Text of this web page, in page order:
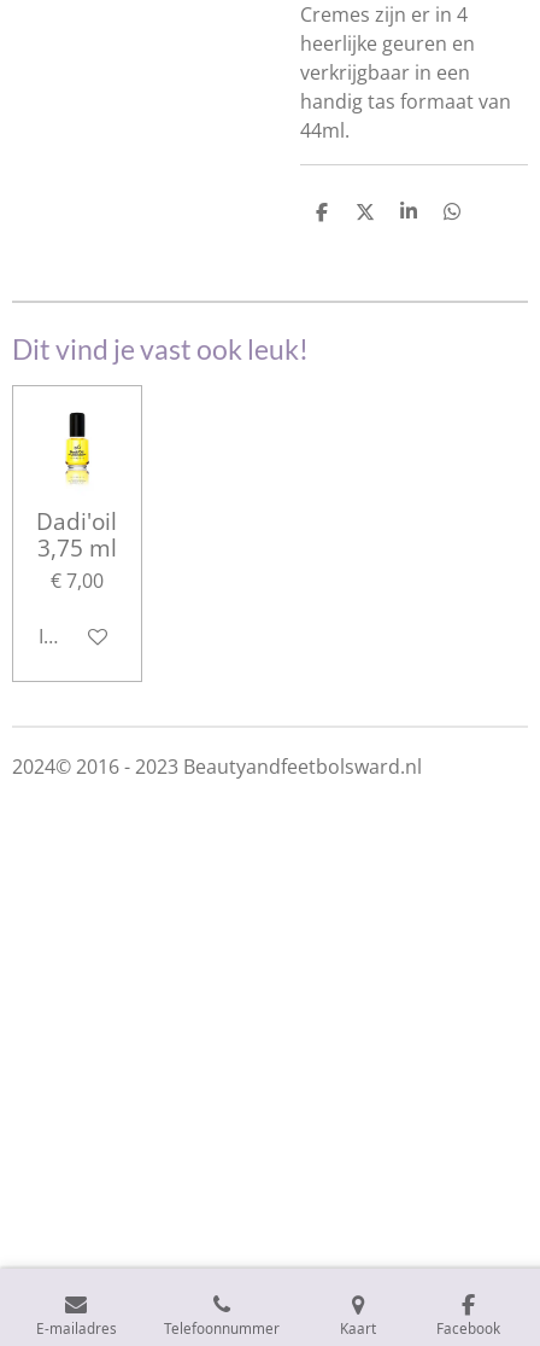
Cremes zijn er in 4
heerlijke geuren en
verkrijgbaar in een
handig tas formaat van
44ml.
D
n
D
S
e
D
n
Dit vind je vast ook leuk!
Dadi'oil
3,75 ml
€ 7,00
In winkelwagen
2024© 2016 - 2023 Beautyandfeetbolsward.nl
E-mailadres Telefoonnummer Kaart Facebook